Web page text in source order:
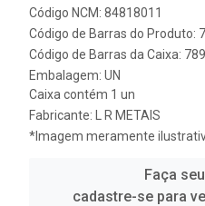
Código NCM: 84818011
Código de Barras do Produto:
Código de Barras da Caixa:
Embalagem: UN
Caixa contém 1 un
Fabricante:
L R METAIS
*Imagem meramente
Faça
cadastre-se para